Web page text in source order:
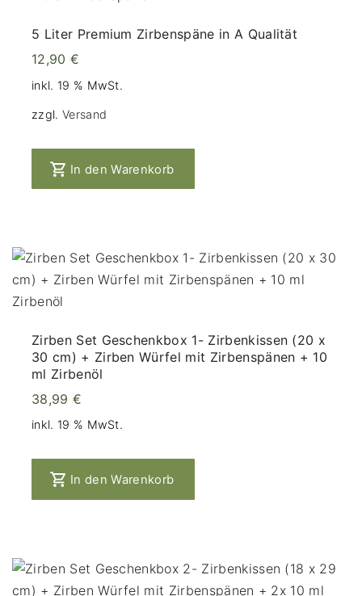
5 Liter Premium Zirbenspäne in A Qualität
12,90 €
inkl. 19 % MwSt.
zzgl. Versand
In den Warenkorb
Zirben Set Geschenkbox 1- Zirbenkissen (20 x
30 cm) + Zirben Würfel mit Zirbenspänen + 10
ml Zirbenöl
38,99 €
inkl. 19 % MwSt.
In den Warenkorb